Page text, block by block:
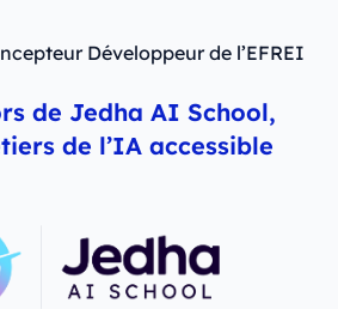
Développeur de l’EFREI
de Jedha AI School,
de l’IA accessible